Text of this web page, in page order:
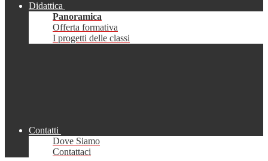
Didattica
Panoramica
Offerta formativa
I progetti delle classi
Contatti
Dove Siamo
Contattaci